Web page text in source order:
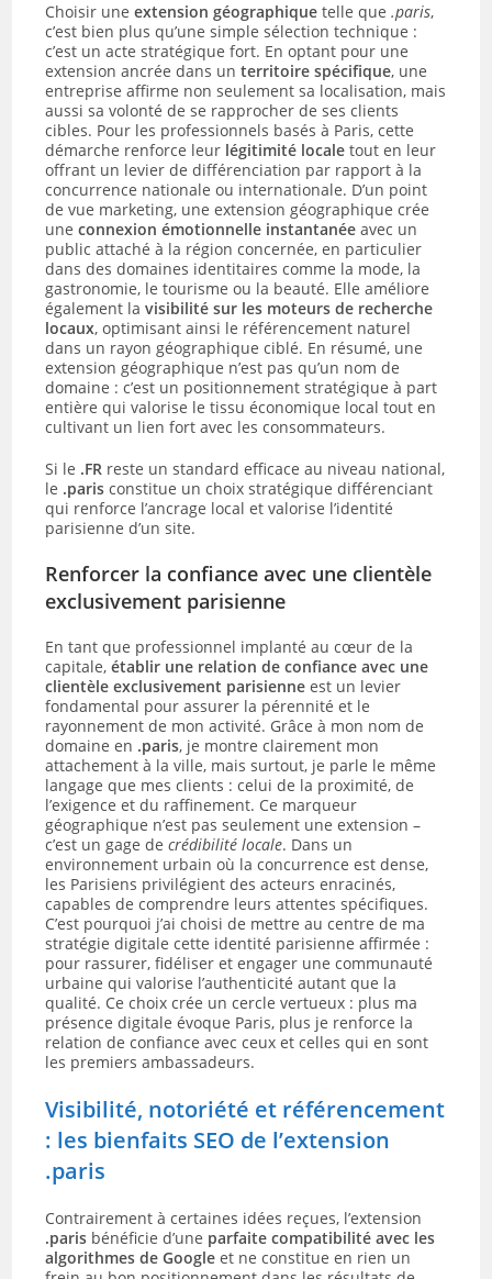
Choisir uneextension géographique telle que.paris,
c’est bien plus qu’une simple sélection technique :
c’est un acte stratégique fort. En optant pour une
extension ancrée dans unterritoire spécifique, une
entreprise affirme non seulement sa localisation, mais
aussi sa volonté de se rapprocher de ses clients
cibles. Pour les professionnels basés à Paris, cette
démarche renforce leur légitimité locale tout en leur
offrant un levier de différenciation par rapport à la
concurrence nationale ou internationale. D’un point
de vue marketing, une extension géographique crée
uneconnexion émotionnelle instantanée avec un
public attaché à la région concernée, en particulier
dans des domaines identitaires comme la mode, la
gastronomie, le tourisme ou la beauté. Elle améliore
également lavisibilité sur les moteurs de recherche
locaux, optimisant ainsi le référencement naturel
dans un rayon géographique ciblé. En résumé, une
extension géographique n’est pas qu’un nom de
domaine : c’est un positionnement stratégique à part
entière qui valorise le tissu économique local tout en
cultivant un lien fort avec les consommateurs.
Si le .FR reste un standard efficace au niveau national,
le .paris constitue un choix stratégique différenciant
qui renforce l’ancrage local et valorise l’identité
parisienne d’un site.
Renforcer la confiance avec une clientèle
exclusivement parisienne
En tant que professionnel implanté au cœur de la
capitale,établir une relation de confiance avec une
clientèle exclusivement parisienne est un levier
fondamental pour assurer la pérennité et le
rayonnement de mon activité. Grâce à mon nom de
domaine en .paris, je montre clairement mon
attachement à la ville, mais surtout, je parle le même
langage que mes clients : celui de la proximité, de
l’exigence et du raffinement. Ce marqueur
géographique n’est pas seulement une extension –
c’est un gage decrédibilité locale. Dans un
environnement urbain où la concurrence est dense,
les Parisiens privilégient des acteurs enracinés,
capables de comprendre leurs attentes spécifiques.
C’est pourquoi j’ai choisi de mettre au centre de ma
stratégie digitale cette identité parisienne affirmée :
pour rassurer, fidéliser et engager une communauté
urbaine qui valorise l’authenticité autant que la
qualité. Ce choix crée un cercle vertueux : plus ma
présence digitale évoque Paris, plus je renforce la
relation de confiance avec ceux et celles qui en sont
les premiers ambassadeurs.
Visibilité, notoriété et référencement
: les bienfaits SEO de l’extension
.paris
Contrairement à certaines idées reçues, l’extension
.paris bénéficie d’une parfaite compatibilité avec les
algorithmes de Google et ne constitue en rien un